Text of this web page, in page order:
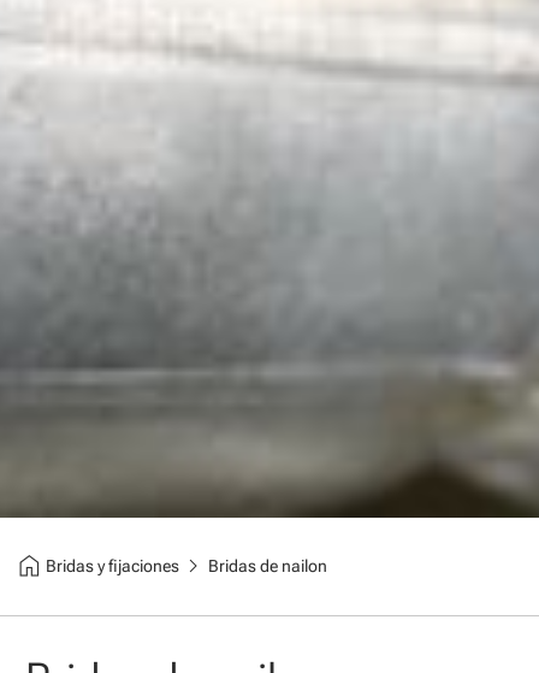
home Bridas y fijacioneschevron_right Bridas de nailon